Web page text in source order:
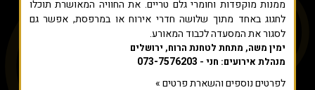
ממנות מוקפדות וחומרי גלם טריים. את החוויה המאושרת תוכלו
לחגוג באחד מתוך שלושה חדרי אירוח או במרפסת, אפשר גם
לסגור את המסעדה לכבוד המאורע.
ימין משה, מתחת לטחנת הרוח, ירושלים
מנהלת אירועים: חני - 073-7576203
לפרטים נוספים והשארת פרטים »